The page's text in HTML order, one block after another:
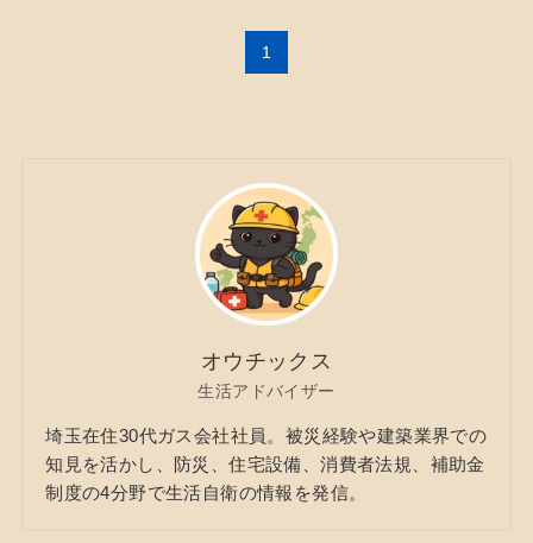
1
オウチックス
生活アドバイザー
埼玉在住30代ガス会社社員。被災経験や建築業界での
知見を活かし、防災、住宅設備、消費者法規、補助金
制度の4分野で生活自衛の情報を発信。